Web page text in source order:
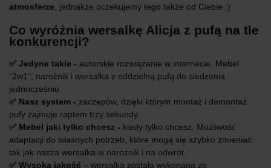
atmosferze, jednakże oczekujemy tego także od Ciebie :)
Co wyróżnia wersalkę Alicja z pufą na tle
konkurencji?
✅ Jedyne takie - autorskie rozwiązanie w internecie. Mebel
“2w1”; narożnik i wersalka z oddzielną pufą do siedzenia
jednocześnie.
✅ Nasz system - zaczepów, dzięki którym montaż i demontaż
pufy zajmuje raptem trzy sekundy.
✅ Mebel jaki tylko chcesz - kiedy tylko chcesz. Możliwość
adaptacji do własnych potrzeb, które mogą się szybko zmieniać:
tak jak nasza wersalka w narożnik i na odwrót.
✅ Wysoka jakość – wersalka została wykonana ze